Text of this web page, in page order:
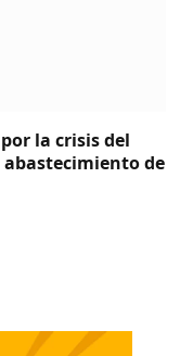
la crisis del
de